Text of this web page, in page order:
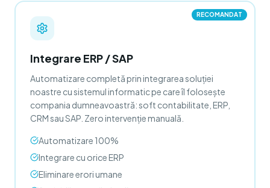
RECOMANDAT
Integrare ERP / SAP
Automatizare completă prin integrarea soluției
noastre cu sistemul informatic pe care îl folosește
compania dumneavoastră: soft contabilitate, ERP,
CRM sau SAP. Zero intervenție manuală.
Automatizare 100%
Integrare cu orice ERP
Eliminare erori umane